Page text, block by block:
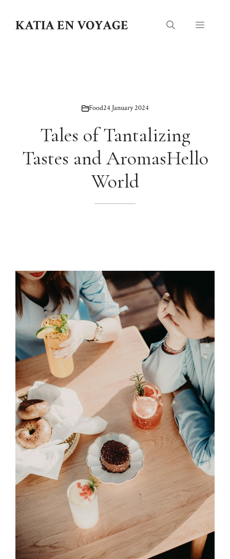
contentKATIA EN VOYAGE Menu
Food24 January 2024
Tales of Tantalizing
Tastes and AromasHello
World